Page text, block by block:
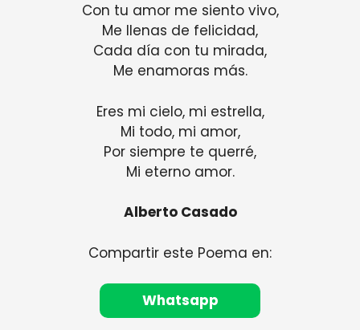
Con tu amor me siento vivo,
Me llenas de felicidad,
Cada día con tu mirada,
Me enamoras más.
Eres mi cielo, mi estrella,
Mi todo, mi amor,
Por siempre te querré,
Mi eterno amor.
Alberto Casado
Compartir este Poema en:
Whatsapp